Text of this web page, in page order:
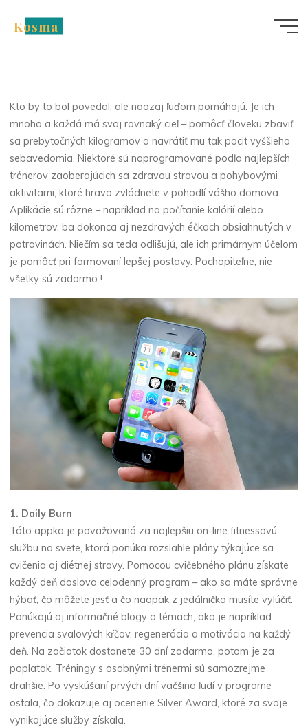
Kosma
Kto by to bol povedal, ale naozaj ľuďom pomáhajú. Je ich
mnoho a každá má svoj rovnaký cieľ – pomôcť človeku zbaviť
sa prebytočných kilogramov a navrátiť mu tak pocit vyššieho
sebavedomia. Niektoré sú naprogramované podľa najlepších
trénerov zaoberajúcich sa zdravou stravou a pohybovými
aktivitami, ktoré hravo zvládnete v pohodlí vášho domova.
Aplikácie sú rôzne – napríklad na počítanie kalórií alebo
kilometrov, ba dokonca aj nezdravých éčkach obsiahnutých v
potravinách. Niečím sa teda odlišujú, ale ich primárnym účelom
je pomôcť pri formovaní lepšej postavy. Pochopiteľne, nie
všetky sú zadarmo !
1. Daily Burn
Táto appka je považovaná za najlepšiu on-line fitnessovú
službu na svete, ktorá ponúka rozsiahle plány týkajúce sa
cvičenia aj diétnej stravy. Pomocou cvičebného plánu získate
každý deň doslova celodenný program – ako sa máte správne
hýbať, čo môžete jesť a čo naopak z jedálnička musíte vylúčiť.
Ponúkajú aj informačné blogy o témach, ako je napríklad
prevencia svalových kŕčov, regenerácia a motivácia na každý
deň. Na začiatok dostanete 30 dní zadarmo, potom je za
poplatok. Tréningy s osobnými trénermi sú samozrejme
drahšie. Po vyskúšaní prvých dní väčšina ľudí v programe
ostala, čo dokazuje aj ocenenie Silver Award, ktoré za svoje
vynikajúce služby získala.